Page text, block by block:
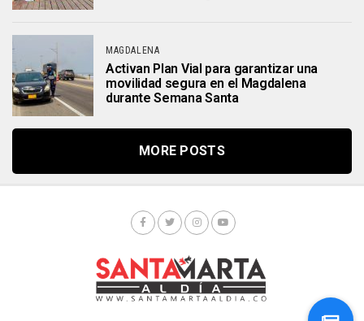
MAGDALENA
Activan Plan Vial para garantizar una
movilidad segura en el Magdalena
durante Semana Santa
MORE POSTS